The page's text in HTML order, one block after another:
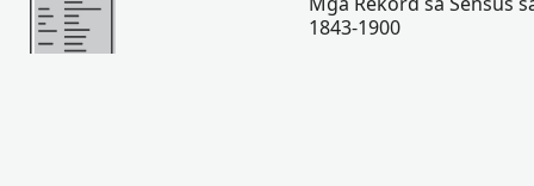
1843-1900